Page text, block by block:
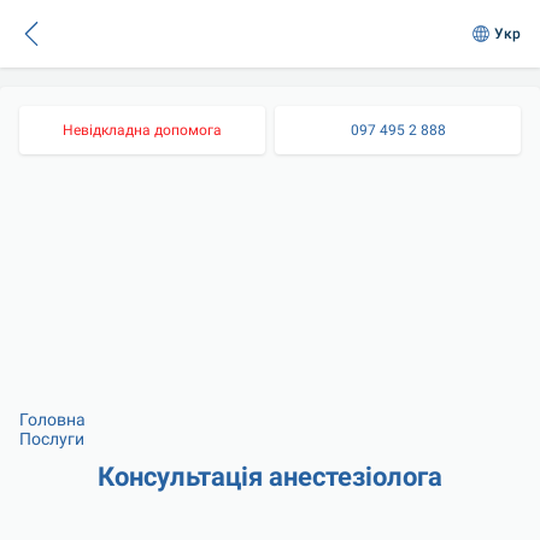
Укр
Невідкладна допомога 097 495 2 888
Головна
Послуги
Консультація анестезіолога